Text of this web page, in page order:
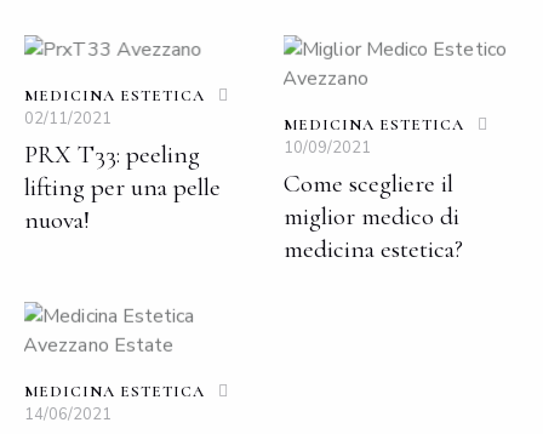
MEDICINA ESTETICA
02/11/2021
PRX T33: peeling
lifting per una pelle
nuova!
MEDICINA ESTETICA
10/09/2021
Come scegliere il
miglior medico di
medicina estetica?
MEDICINA ESTETICA
14/06/2021